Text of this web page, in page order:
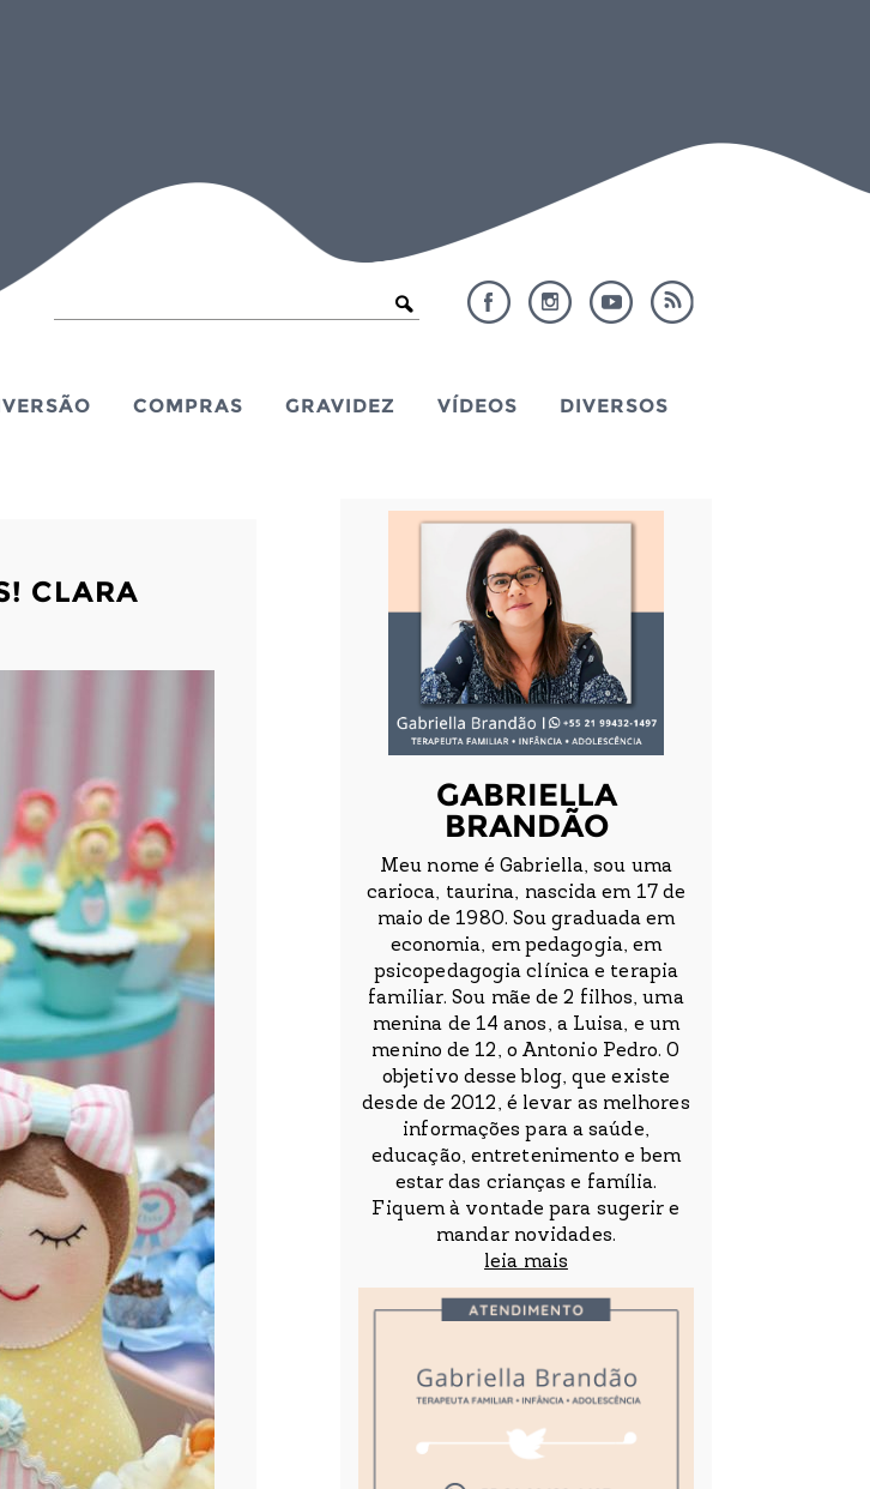
COMPRAS GRAVIDEZ VÍDEOS DIVERSOS
CLARA
GABRIELLA
BRANDÃO
Meu nome é Gabriella, sou uma
carioca, taurina, nascida em 17 de
maio de 1980. Sou graduada em
economia, em pedagogia, em
psicopedagogia clínica e terapia
familiar. Sou mãe de 2 filhos, uma
menina de 14 anos, a Luisa, e um
menino de 12, o Antonio Pedro. O
objetivo desse blog, que existe
desde de 2012, é levar as melhores
informações para a saúde,
educação, entretenimento e bem
estar das crianças e família.
Fiquem à vontade para sugerir e
mandar novidades.
leia mais